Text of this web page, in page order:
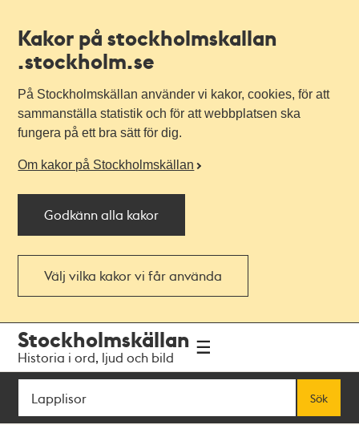
Kakor på stockholmskallan
.stockholm.se
På Stockholmskällan använder vi kakor, cookies, för att
sammanställa statistik och för att webbplatsen ska
fungera på ett bra sätt för dig.
Om kakor på Stockholmskällan
Godkänn alla kakor
Välj vilka kakor vi får använda
navigationen
huvudinnehållet
Stockholmskällan
Historia i ord, ljud och bild
Sök
Sök